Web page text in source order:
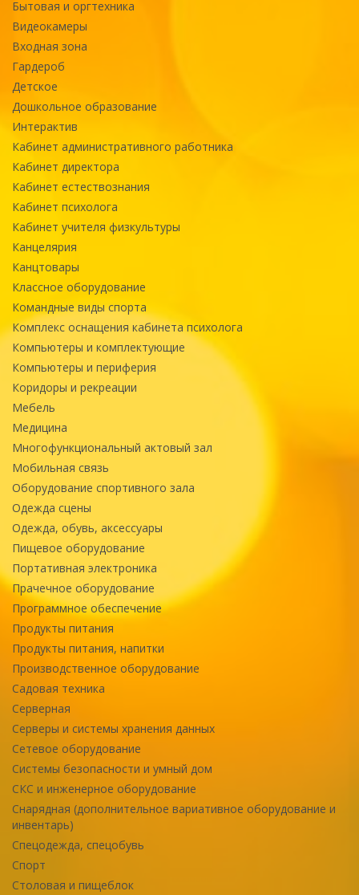
Бытовая и оргтехника
Видеокамеры
Входная зона
Гардероб
Детское
Дошкольное образование
Интерактив
Кабинет административного работника
Кабинет директора
Кабинет естествознания
Кабинет психолога
Кабинет учителя физкультуры
Канцелярия
Канцтовары
Классное оборудование
Командные виды спорта
Комплекс оснащения кабинета психолога
Компьютеры и комплектующие
Компьютеры и периферия
Коридоры и рекреации
Мебель
Медицина
Многофункциональный актовый зал
Мобильная связь
Оборудование спортивного зала
Одежда сцены
Одежда, обувь, аксессуары
Пищевое оборудование
Портативная электроника
Прачечное оборудование
Программное обеспечение
Продукты питания
Продукты питания, напитки
Производственное оборудование
Садовая техника
Серверная
Серверы и системы хранения данных
Сетевое оборудование
Системы безопасности и умный дом
СКС и инженерное оборудование
Снарядная (дополнительное вариативное оборудование и
инвентарь)
Спецодежда, спецобувь
Спорт
Столовая и пищеблок